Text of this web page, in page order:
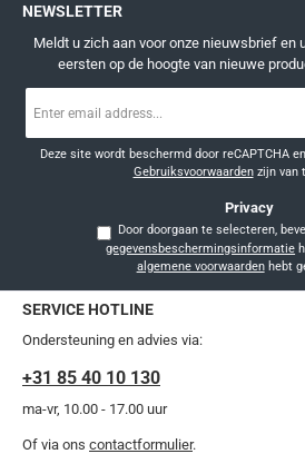
NEWSLETTER
Meldt u zich aan voor onze nieuwsbrief en
eersten op de hoogte van nieuwe
mailadres
Deze site wordt beschermd door reCAPTCHA
Gebruiksvoorwaardenzijn van
Privacy
gegevensbeschermingsinformatie
algemene voorwaardenhebt
SERVICE HOTLINE
Ondersteuning en advies via:
+31 85 40 10 130
ma-vr, 10.00 - 17.00 uur
Of via ons contactformulier.